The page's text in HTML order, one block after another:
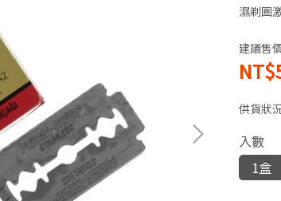
濕剃圈
建議售
供貨狀
入數
1盒